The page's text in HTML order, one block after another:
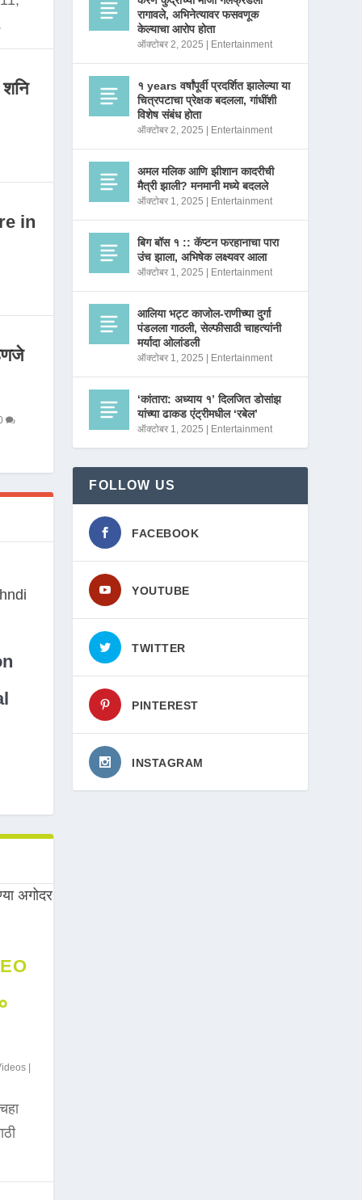
in
|
रागावले, अभिनेत्यावर फसवणूक
केल्याचा आरोप होता
ऑक्टोबर 2, 2025 Entertainment
१ years वर्षांपूर्वी प्रदर्शित झालेल्या या
चित्रपटाचा प्रेक्षक बदलला, गांधींशी
विशेष संबंध होता
ऑक्टोबर 2, 2025 Entertainment
अमल मलिक आणि झीशान कादरीची
मैत्री झाली? मनमानी मध्ये बदलले
ऑक्टोबर 1, 2025 Entertainment
बिग बॉस १ :: कॅप्टन फरहानाचा पारा
उंच झाला, अभिषेक लक्ष्यवर आला
ऑक्टोबर 1, 2025 Entertainment
आलिया भट्ट काजोल-राणीच्या दुर्गा
पंडलला गाठली, सेल्फीसाठी चाहत्यांनी
मर्यादा ओलांडली
ऑक्टोबर 1, 2025 Entertainment
‘कांतारा: अध्याय १’ दिलजित डोसांझ
यांच्या ढाकड एंट्रीमधील ‘रबेल’
ऑक्टोबर 1, 2025 Entertainment
FOLLOW US
FACEBOOK
YOUTUBE
TWITTER
PINTEREST
INSTAGRAM